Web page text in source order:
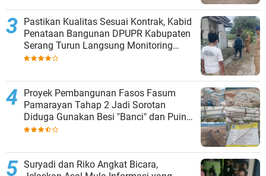
Pastikan Kualitas Sesuai Kontrak, Kabid
Penataan Bangunan DPUPR Kabupaten
Serang Turun Langsung Monitoring
Proyek Fasos Fasum Alun-Alun
Proyek Pembangunan Fasos Fasum
Pamarayan Tahap 2 Jadi Sorotan
Diduga Gunakan Besi "Banci" dan Puing
Suryadi dan Riko Angkat Bicara,